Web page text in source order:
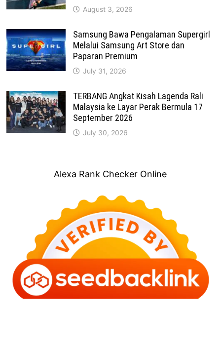
August 3, 2026
Samsung Bawa Pengalaman Supergirl
Melalui Samsung Art Store dan
Paparan Premium
July 31, 2026
TERBANG Angkat Kisah Lagenda Rali
Malaysia ke Layar Perak Bermula 17
September 2026
July 30, 2026
Alexa Rank Checker Online